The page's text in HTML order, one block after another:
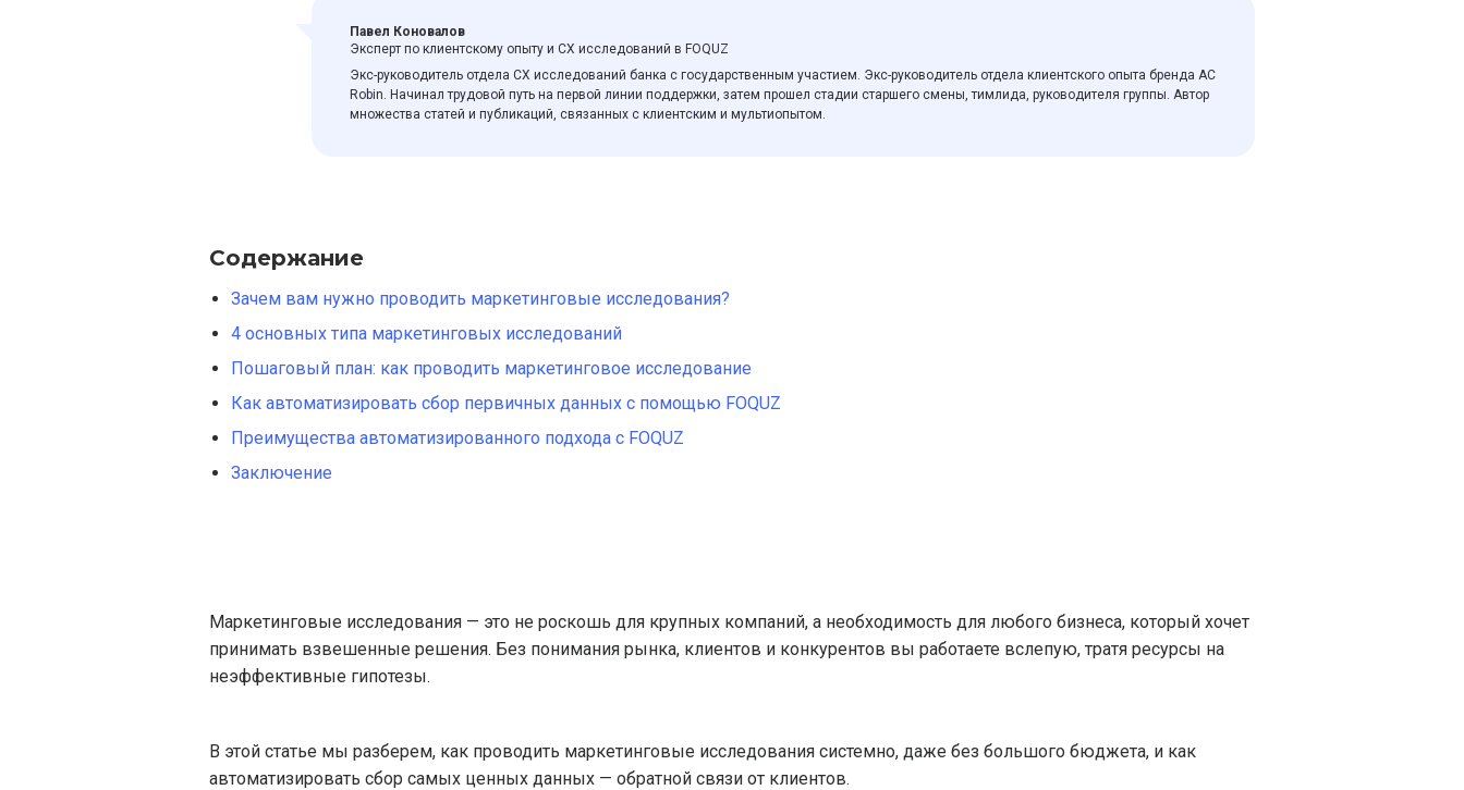
Павел Коновалов
Эксперт по клиентскому опыту и CХ исследований в FOQUZ
Экс-руководитель отдела CХ исследований банка с государственным участием. Экс-руководитель отдела клиентского опыта бренда AC
Robin. Начинал трудовой путь на первой линии поддержки, затем прошел стадии старшего смены, тимлида, руководителя группы. Автор
множества статей и публикаций, связанных с клиентским и мультиопытом.
Содержание
Зачем вам нужно проводить маркетинговые исследования?
4 основных типа маркетинговых исследований
Пошаговый план: как проводить маркетинговое исследование
Как автоматизировать сбор первичных данных с помощью FOQUZ
Преимущества автоматизированного подхода с FOQUZ
Заключение
Маркетинговые исследования — это не роскошь для крупных компаний, а необходимость для любого бизнеса, который хочет
принимать взвешенные решения. Без понимания рынка, клиентов и конкурентов вы работаете вслепую, тратя ресурсы на
неэффективные гипотезы.
В этой статье мы разберем, как проводить маркетинговые исследования системно, даже без большого бюджета, и как
автоматизировать сбор самых ценных данных — обратной связи от клиентов.